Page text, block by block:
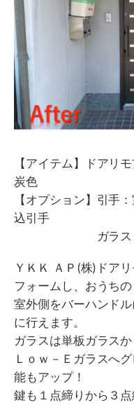
【アイテム】ドアリ
炭色
【オプション】引手
込引手
ガラス：Ｌｏ
ＹＫＫ ＡＰ(株)ドア
フォームし、おうち
室外側をバーハンド
に行えます。
ガラスは単板ガラス
Ｌｏｗ－Ｅガラスへ
能もアップ！
鍵も１点締りから３